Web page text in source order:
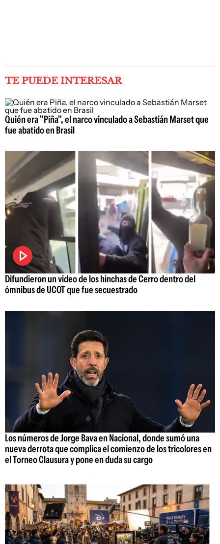
TE PUEDE INTERESAR
Quién era "Piña", el narco vinculado a Sebastián Marset que
fue abatido en Brasil
Difundieron un video de los hinchas de Cerro dentro del
ómnibus de UCOT que fue secuestrado
Los números de Jorge Bava en Nacional, donde sumó una
nueva derrota que complica el comienzo de los tricolores en
el Torneo Clausura y pone en duda su cargo